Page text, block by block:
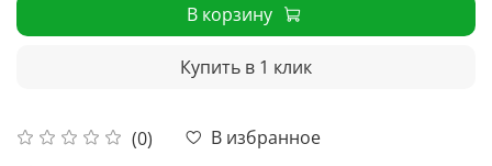
(0)
В избранное
В корзину
Купить в 1 клик